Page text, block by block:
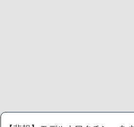
て大騒ぎしだした義弟嫁。魚介類にアレ
置なんだけどな